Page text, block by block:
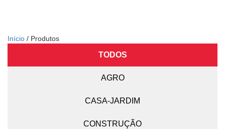
Início / Produtos
TODOS
AGRO
CASA-JARDIM
CONSTRUÇÃO